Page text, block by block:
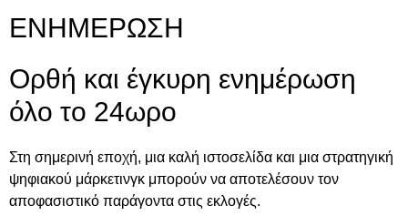
ΕΝΗΜΕΡΩΣΗ
Ορθή και έγκυρη ενημέρωση
όλο το 24ωρο
Στη σημερινή εποχή, μια καλή ιστοσελίδα και μια στρατηγική
ψηφιακού μάρκετινγκ μπορούν να αποτελέσουν τον
αποφασιστικό παράγοντα στις εκλογές.